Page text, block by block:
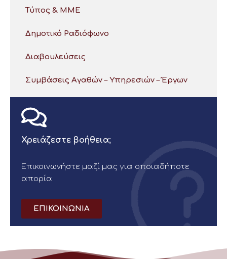
Τύπος & ΜΜΕ
Δημοτικό Ραδιόφωνο
Διαβουλεύσεις
Συμβάσεις Αγαθών – Υπηρεσιών – Έργων
Χρειάζεστε βοήθεια;
Επικοινωνήστε μαζί μας για οποιαδήποτε
απορία
ΕΠΙΚΟΙΝΩΝΙΑ